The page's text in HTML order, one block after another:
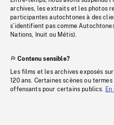
archives, les extraits et les photos
participantes autochtones à des
s’identifient pas comme
Nations, Inuit ou Métis).
Contenu sensible?
Les films et les archives exposés
120 ans. Certaines scènes ou
offensants pour certains publics.